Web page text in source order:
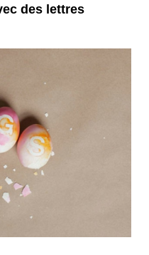
des lettres